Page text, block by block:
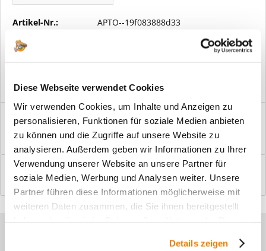
Diese Webseite verwendet Cookies
Wir verwenden Cookies, um Inhalte und Anzeigen zu
personalisieren, Funktionen für soziale Medien anbieten
zu können und die Zugriffe auf unsere Website zu
analysieren. Außerdem geben wir Informationen zu Ihrer
Verwendung unserer Website an unsere Partner für
soziale Medien, Werbung und Analysen weiter. Unsere
Partner führen diese Informationen möglicherweise mit
weiteren Daten zusammen, die Sie ihnen bereitgestellt
Details zeigen
Artikel-Nr.: APTO--19f083888d33
Vorteile
Windfangelemente online am Bildschirm konfigurieren und
einbaufertig bestellen. In wenigen...
Bewertungen
0
Bewertungen lesen, schreiben und diskutieren...mehr
Sie haben Fragen zu unseren